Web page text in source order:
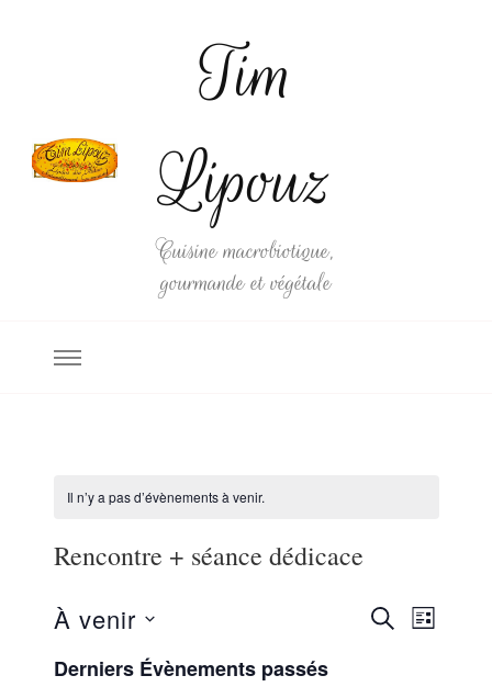
Tim
Lipouz
Cuisine macrobiotique,
gourmande et végétale
Il n’y a pas d’évènements à venir.
Rencontre + séance dédicace
RECHERCHE
LISTE
À venir
Sélectionnez
Derniers Évènements passés